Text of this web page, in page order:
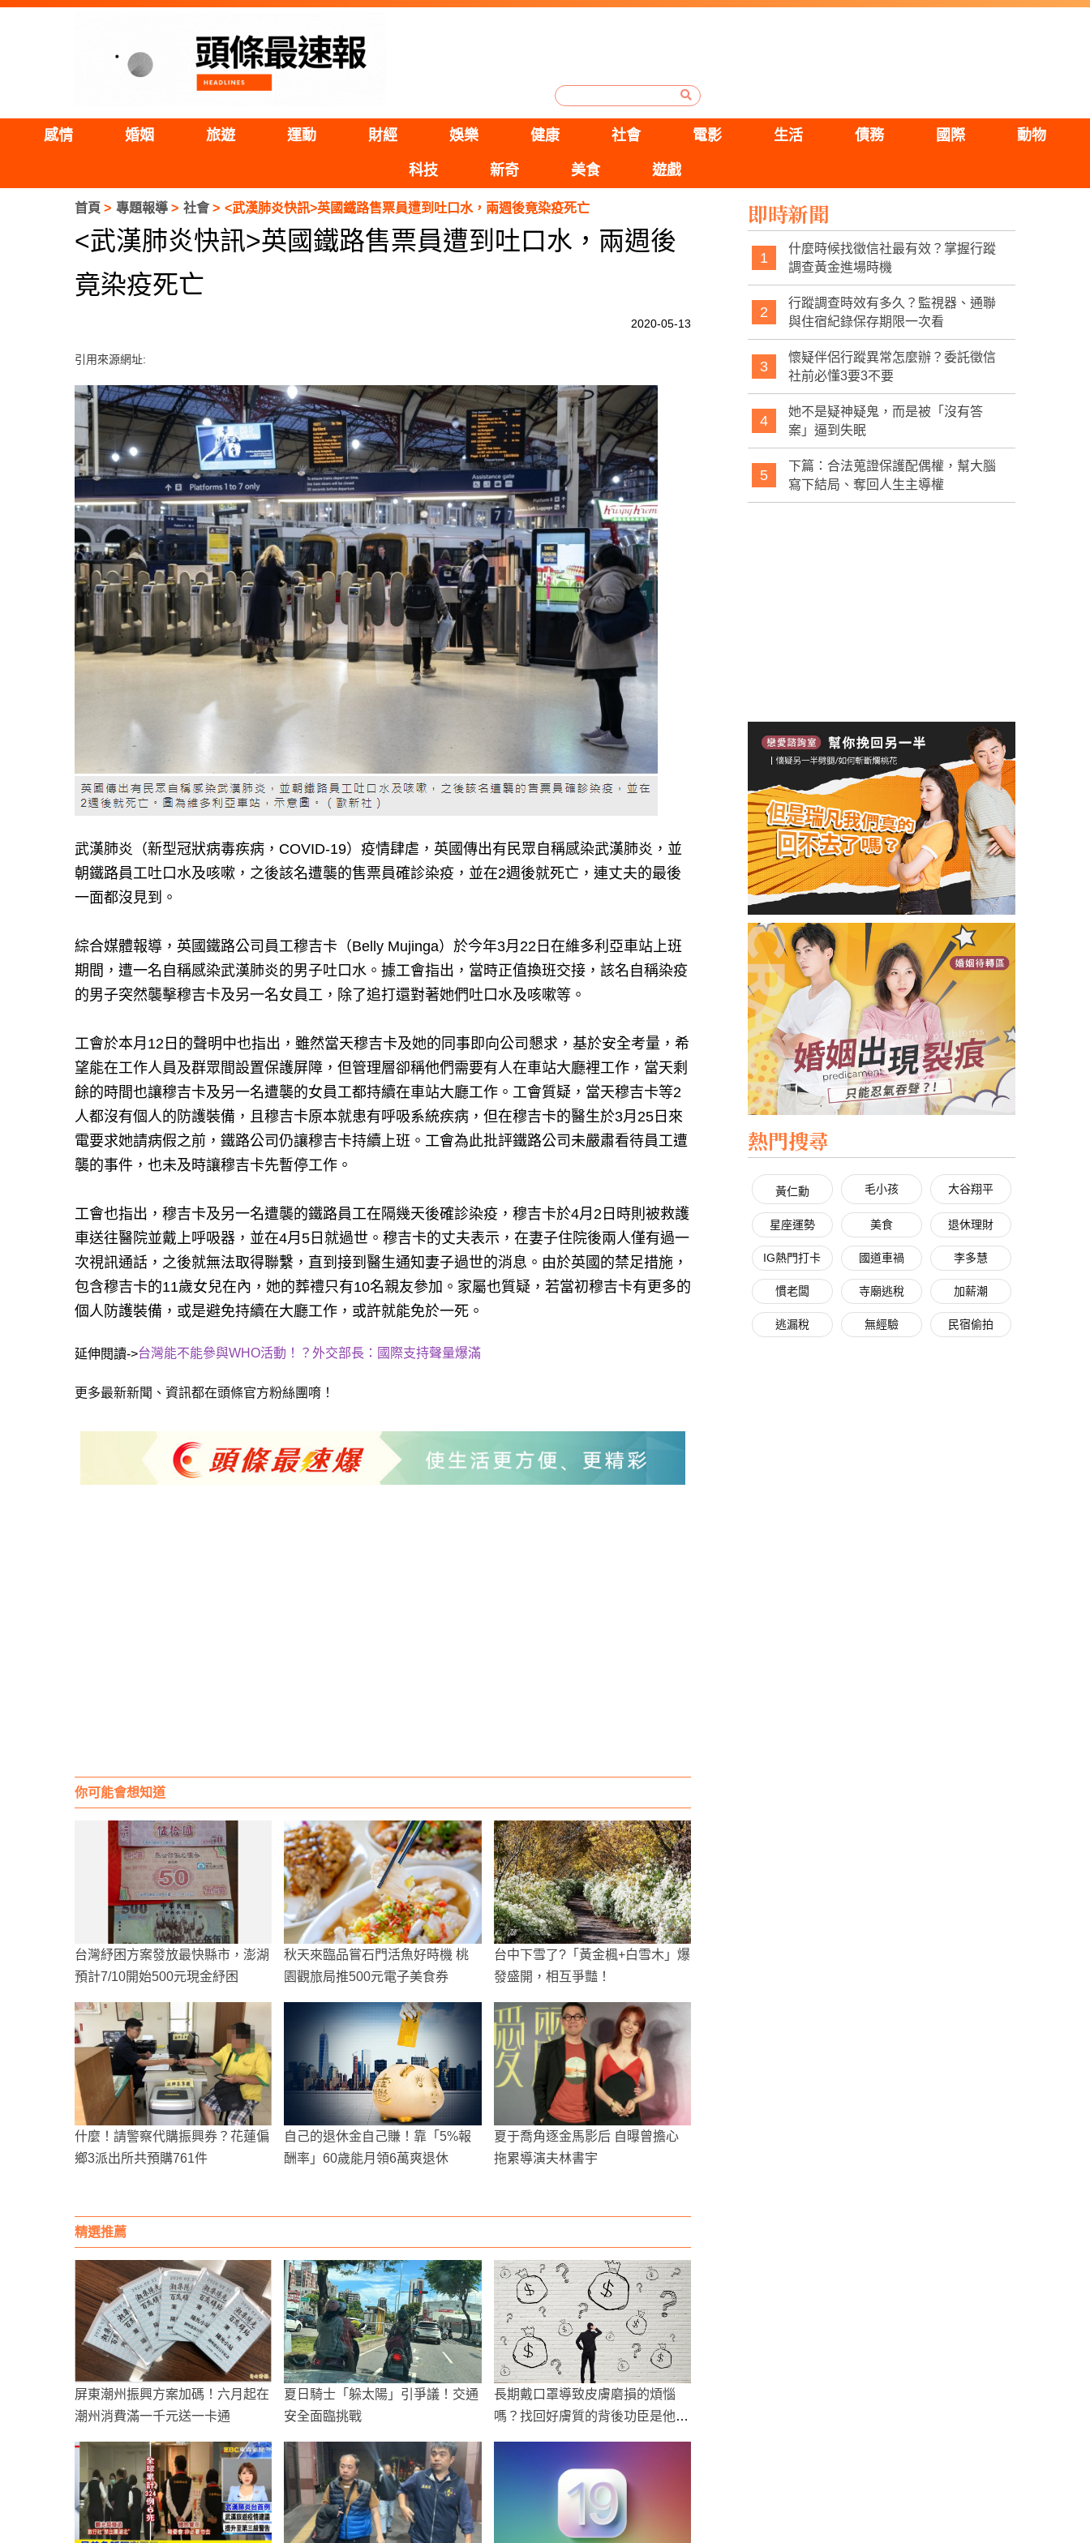
感情 婚姻 旅遊 運動 財經 娛樂 健康 社會 電影 生活 債務 國際 動物
科技 新奇 美食 遊戲
首頁 專題報導 社會 <武漢肺炎快訊>英國鐵路售票員遭到吐口水，兩週後竟染疫死亡
<武漢肺炎快訊>英國鐵路售票員遭到吐口水，兩週後
竟染疫死亡
2020-05-13
引用來源網址:
武漢肺炎（新型冠狀病毒疾病，COVID-19）疫情肆虐，英國傳出有民眾自稱感染武漢肺炎，並
朝鐵路員工吐口水及咳嗽，之後該名遭襲的售票員確診染疫，並在2週後就死亡，連丈夫的最後
一面都沒見到。
綜合媒體報導，英國鐵路公司員工穆吉卡（Belly Mujinga）於今年3月22日在維多利亞車站上班
期間，遭一名自稱感染武漢肺炎的男子吐口水。據工會指出，當時正值換班交接，該名自稱染疫
的男子突然襲擊穆吉卡及另一名女員工，除了追打還對著她們吐口水及咳嗽等。
工會於本月12日的聲明中也指出，雖然當天穆吉卡及她的同事即向公司懇求，基於安全考量，希
望能在工作人員及群眾間設置保護屏障，但管理層卻稱他們需要有人在車站大廳裡工作，當天剩
餘的時間也讓穆吉卡及另一名遭襲的女員工都持續在車站大廳工作。工會質疑，當天穆吉卡等2
人都沒有個人的防護裝備，且穆吉卡原本就患有呼吸系統疾病，但在穆吉卡的醫生於3月25日來
電要求她請病假之前，鐵路公司仍讓穆吉卡持續上班。工會為此批評鐵路公司未嚴肅看待員工遭
襲的事件，也未及時讓穆吉卡先暫停工作。
工會也指出，穆吉卡及另一名遭襲的鐵路員工在隔幾天後確診染疫，穆吉卡於4月2日時則被救護
車送往醫院並戴上呼吸器，並在4月5日就過世。穆吉卡的丈夫表示，在妻子住院後兩人僅有過一
次視訊通話，之後就無法取得聯繫，直到接到醫生通知妻子過世的消息。由於英國的禁足措施，
包含穆吉卡的11歲女兒在內，她的葬禮只有10名親友參加。家屬也質疑，若當初穆吉卡有更多的
個人防護裝備，或是避免持續在大廳工作，或許就能免於一死。
延伸閱讀->台灣能不能參與WHO活動！？外交部長：國際支持聲量爆滿
更多最新新聞、資訊都在頭條官方粉絲團唷！
你可能會想知道
台灣紓困方案發放最快縣市，澎湖
預計7/10開始500元現金紓困
秋天來臨品嘗石門活魚好時機 桃
園觀旅局推500元電子美食券
台中下雪了?「黃金楓+白雪木」爆
發盛開，相互爭豔！
什麼！請警察代購振興券？花蓮偏
鄉3派出所共預購761件
自己的退休金自己賺！靠「5%報
酬率」60歲能月領6萬爽退休
夏于喬角逐金馬影后 自曝曾擔心
拖累導演夫林書宇
精選推薦
屏東潮州振興方案加碼！六月起在
潮州消費滿一千元送一卡通
夏日騎士「躲太陽」引爭議！交通
安全面臨挑戰
長期戴口罩導致皮膚磨損的煩惱
嗎？找回好膚質的背後功臣是他們
即時新聞
1
什麼時候找徵信社最有效？掌握行蹤
調查黃金進場時機
2
行蹤調查時效有多久？監視器、通聯
與住宿紀錄保存期限一次看
3
懷疑伴侶行蹤異常怎麼辦？委託徵信
社前必懂3要3不要
4
她不是疑神疑鬼，而是被「沒有答
案」逼到失眠
5
下篇：合法蒐證保護配偶權，幫大腦
寫下結局、奪回人生主導權
熱門搜尋
黃仁勳 毛小孩 大谷翔平
星座運勢 美食 退休理財
IG熱門打卡 國道車禍 李多慧
慣老闆 寺廟逃稅 加薪潮
逃漏稅 無經驗 民宿偷拍